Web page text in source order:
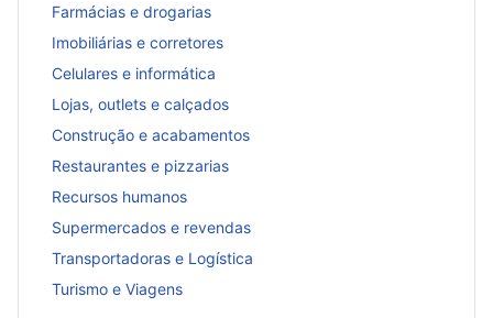
Farmácias e drogarias
Imobiliárias e corretores
Celulares e informática
Lojas, outlets e calçados
Construção e acabamentos
Restaurantes e pizzarias
Recursos humanos
Supermercados e revendas
Transportadoras e Logística
Turismo e Viagens